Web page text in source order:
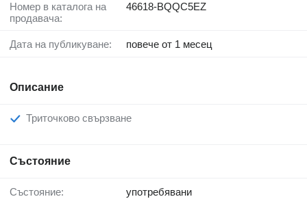
Номер в каталога на
продавача:
46618-BQQC5EZ
Дата на публикуване: повече от 1 месец
Описание
Триточково свързване
Състояние
Състояние: употребявани